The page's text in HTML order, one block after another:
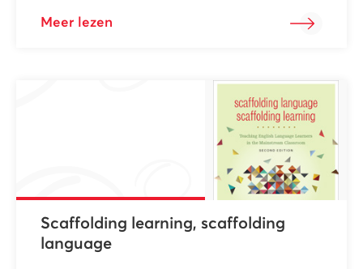
Meer lezen
Scaffolding learning, scaffolding
language